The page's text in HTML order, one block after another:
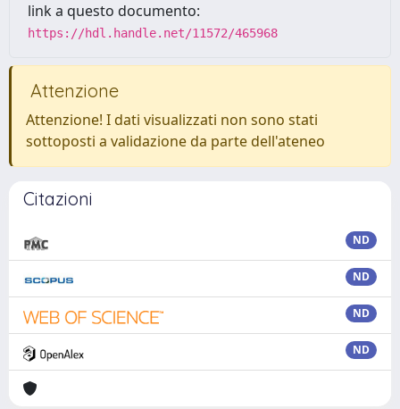
link a questo documento:
https://hdl.handle.net/11572/465968
Attenzione
Attenzione! I dati visualizzati non sono stati
sottoposti a validazione da parte dell'ateneo
Citazioni
ND
ND
ND
ND